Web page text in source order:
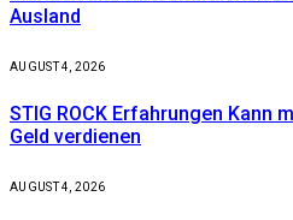
Ausland
AUGUST 4, 2026
STIG ROCK Erfahrungen Kann
Geld verdienen
AUGUST 4, 2026